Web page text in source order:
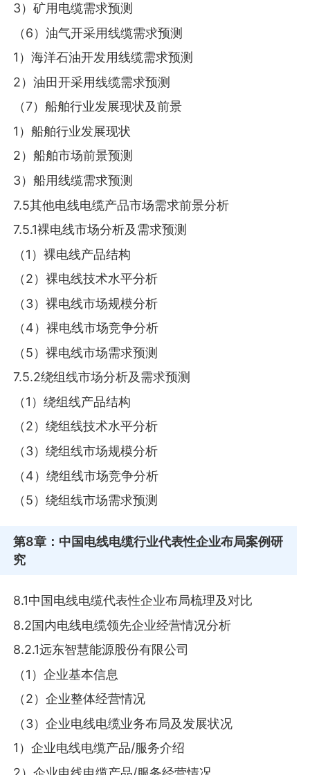
3）矿用电缆需求预测
（6）油气开采用线缆需求预测
1）海洋石油开发用线缆需求预测
2）油田开采用线缆需求预测
（7）船舶行业发展现状及前景
1）船舶行业发展现状
2）船舶市场前景预测
3）船用线缆需求预测
7.5其他电线电缆产品市场需求前景分析
7.5.1裸电线市场分析及需求预测
（1）裸电线产品结构
（2）裸电线技术水平分析
（3）裸电线市场规模分析
（4）裸电线市场竞争分析
（5）裸电线市场需求预测
7.5.2绕组线市场分析及需求预测
（1）绕组线产品结构
（2）绕组线技术水平分析
（3）绕组线市场规模分析
（4）绕组线市场竞争分析
（5）绕组线市场需求预测
第8章 ：中国电线电缆行业代表性企业布局案例研
究
8.1中国电线电缆代表性企业布局梳理及对比
8.2国内电线电缆领先企业经营情况分析
8.2.1远东智慧能源股份有限公司
（1）企业基本信息
（2）企业整体经营情况
（3）企业电线电缆业务布局及发展状况
1）企业电线电缆产品/服务介绍